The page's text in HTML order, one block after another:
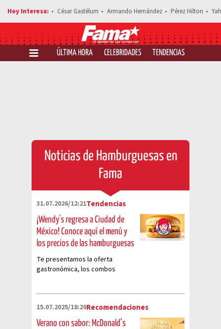
César Gastélum Armando Hernández Pérez Hilton
ÚLTIMA HORA CELEBRIDADES TENDENCIAS
Noticias de Hamburguesas en
Fama
31.07.2026/12:21Tendencias
¡Wendy's regresa a Ciudad de
México! Conoce aquí el menú y
los precios de las hamburguesas
Te presentamos la oferta
gastronómica, los combos
comida rápida.
15.07.2025/18:20Recomendaciones
Verano con sabor: McDonald’s